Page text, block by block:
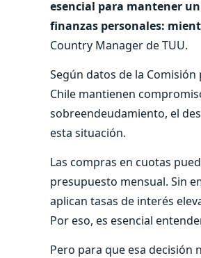
esencial para mantener
finanzas personales:
Country Manager de TUU.
Según datos de la
Chile mantienen
sobreendeudamiento, el
esta situación.
Las compras en cuotas
presupuesto mensual. Sin
aplican tasas de interés
Por eso, es esencial
Pero para que esa